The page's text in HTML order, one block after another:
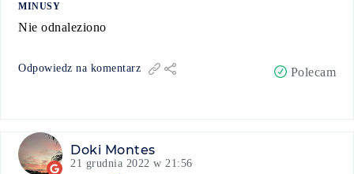
MINUSY
Nie odnaleziono
Odpowiedz na komentarz Polecam
Doki Montes
21 grudnia 2022 w 21:56